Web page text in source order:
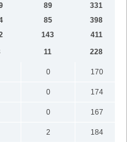
89 331
85 398
143 411
11 228
0
170
0
174
0
167
2
184